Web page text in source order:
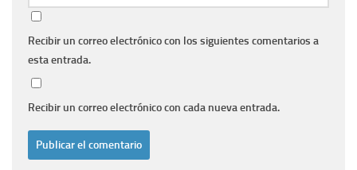
Recibir un correo electrónico con los siguientes comentarios a
esta entrada.
Recibir un correo electrónico con cada nueva entrada.